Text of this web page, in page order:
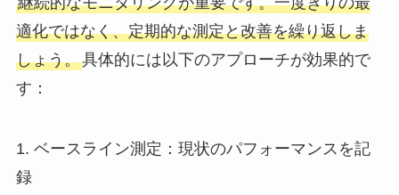
適化ではなく、定期的な測定と改善を繰り返しま
しょう。具体的には以下のアプローチが効果的で
す：
1. ベースライン測定：現状のパフォーマンスを記
録